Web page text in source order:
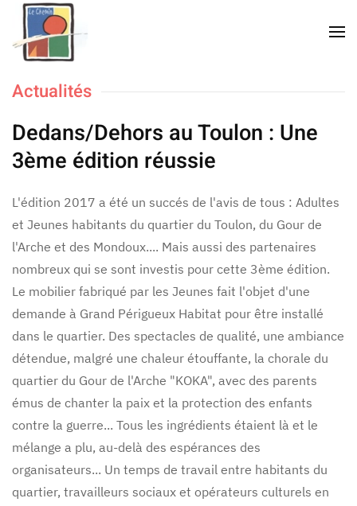
Accéder au contenu principal
Actualités
Dedans/Dehors au Toulon : Une
3ème édition réussie
L'édition 2017 a été un succés de l'avis de tous : Adultes
et Jeunes habitants du quartier du Toulon, du Gour de
l'Arche et des Mondoux.... Mais aussi des partenaires
nombreux qui se sont investis pour cette 3ème édition.
Le mobilier fabriqué par les Jeunes fait l'objet d'une
demande à Grand Périgueux Habitat pour être installé
dans le quartier. Des spectacles de qualité, une ambiance
détendue, malgré une chaleur étouffante, la chorale du
quartier du Gour de l'Arche "KOKA", avec des parents
émus de chanter la paix et la protection des enfants
contre la guerre... Tous les ingrédients étaient là et le
mélange a plu, au-delà des espérances des
organisateurs... Un temps de travail entre habitants du
quartier, travailleurs sociaux et opérateurs culturels en